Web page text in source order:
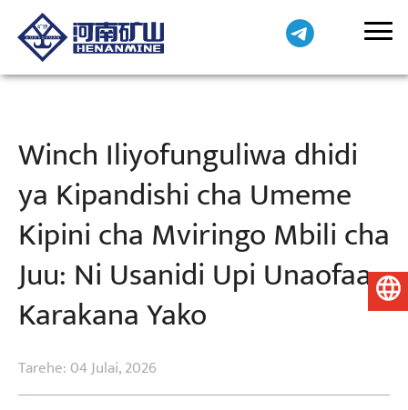
Winch Iliyofunguliwa dhidi
ya Kipandishi cha Umeme
Kipini cha Mviringo Mbili cha
Juu: Ni Usanidi Upi Unaofaa
Karakana Yako
Tarehe: 04 Julai, 2026
Kiswahili